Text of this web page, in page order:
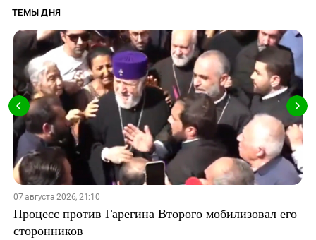
ТЕМЫ ДНЯ
07 августа 2026, 21:10
Процесс против Гарегина Второго мобилизовал его
сторонников